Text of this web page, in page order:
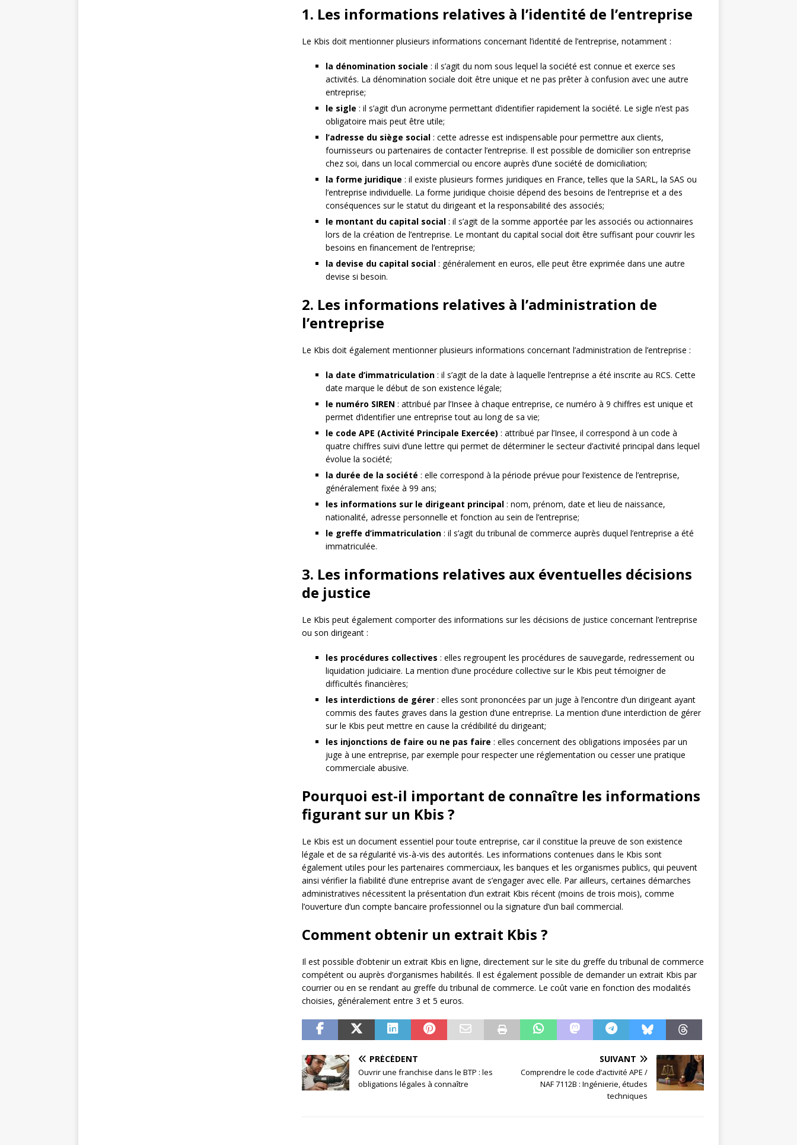
1. Les informations relatives à l’identité de l’entreprise
Le Kbis doit mentionner plusieurs informations concernant l’identité de l’entreprise, notamment :
la dénomination sociale : il s’agit du nom sous lequel la société est connue et exerce ses
activités. La dénomination sociale doit être unique et ne pas prêter à confusion avec une autre
entreprise;
le sigle : il s’agit d’un acronyme permettant d’identifier rapidement la société. Le sigle n’est pas
obligatoire mais peut être utile;
l’adresse du siège social: cette adresse est indispensable pour permettre aux clients,
fournisseurs ou partenaires de contacter l’entreprise. Il est possible de domicilier son entreprise
chez soi, dans un local commercial ou encore auprès d’une société de domiciliation;
la forme juridique : il existe plusieurs formes juridiques en France, telles que la SARL, la SAS ou
l’entreprise individuelle. La forme juridique choisie dépend des besoins de l’entreprise et a des
conséquences sur le statut du dirigeant et la responsabilité des associés;
le montant du capital social: il s’agit de la somme apportée par les associés ou actionnaires
lors de la création de l’entreprise. Le montant du capital social doit être suffisant pour couvrir les
besoins en financement de l’entreprise;
la devise du capital social: généralement en euros, elle peut être exprimée dans une autre
devise si besoin.
2. Les informations relatives à l’administration de
l’entreprise
Le Kbis doit également mentionner plusieurs informations concernant l’administration de l’entreprise :
la date d’immatriculation: il s’agit de la date à laquelle l’entreprise a été inscrite au RCS. Cette
date marque le début de son existence légale;
le numéro SIREN : attribué par l’Insee à chaque entreprise, ce numéro à 9 chiffres est unique et
permet d’identifier une entreprise tout au long de sa vie;
le code APE (Activité Principale Exercée) : attribué par l’Insee, il correspond à un code à
quatre chiffres suivi d’une lettre qui permet de déterminer le secteur d’activité principal dans lequel
évolue la société;
la durée de la société : elle correspond à la période prévue pour l’existence de l’entreprise,
généralement fixée à 99 ans;
les informations sur le dirigeant principal: nom, prénom, date et lieu de naissance,
nationalité, adresse personnelle et fonction au sein de l’entreprise;
le greffe d’immatriculation: il s’agit du tribunal de commerce auprès duquel l’entreprise a été
immatriculée.
3. Les informations relatives aux éventuelles décisions
de justice
Le Kbis peut également comporter des informations sur les décisions de justice concernant l’entreprise
ou son dirigeant :
les procédures collectives : elles regroupent les procédures de sauvegarde, redressement ou
liquidation judiciaire. La mention d’une procédure collective sur le Kbis peut témoigner de
difficultés financières;
les interdictions de gérer: elles sont prononcées par un juge à l’encontre d’un dirigeant ayant
commis des fautes graves dans la gestion d’une entreprise. La mention d’une interdiction de gérer
sur le Kbis peut mettre en cause la crédibilité du dirigeant;
les injonctions de faire ou ne pas faire : elles concernent des obligations imposées par un
juge à une entreprise, par exemple pour respecter une réglementation ou cesser une pratique
commerciale abusive.
Pourquoi est-il important de connaître les informations
figurant sur un Kbis ?
Le Kbis est un document essentiel pour toute entreprise, car il constitue la preuve de son existence
légale et de sa régularité vis-à-vis des autorités. Les informations contenues dans le Kbis sont
également utiles pour les partenaires commerciaux, les banques et les organismes publics, qui peuvent
ainsi vérifier la fiabilité d’une entreprise avant de s’engager avec elle. Par ailleurs, certaines démarches
administratives nécessitent la présentation d’un extrait Kbis récent (moins de trois mois), comme
l’ouverture d’un compte bancaire professionnel ou la signature d’un bail commercial.
Comment obtenir un extrait Kbis ?
Il est possible d’obtenir un extrait Kbis en ligne, directement sur le site du greffe du tribunal de commerce
compétent ou auprès d’organismes habilités. Il est également possible de demander un extrait Kbis par
courrier ou en se rendant au greffe du tribunal de commerce. Le coût varie en fonction des modalités
choisies, généralement entre 3 et 5 euros.
PRÉCÉDENT
Ouvrir une franchise dans le BTP : les
obligations légales à connaître
SUIVANT
Comprendre le code d’activité APE /
NAF 7112B : Ingénierie, études
techniques